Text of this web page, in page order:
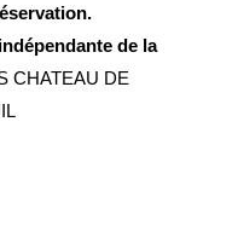
de la
CHATEAU DE